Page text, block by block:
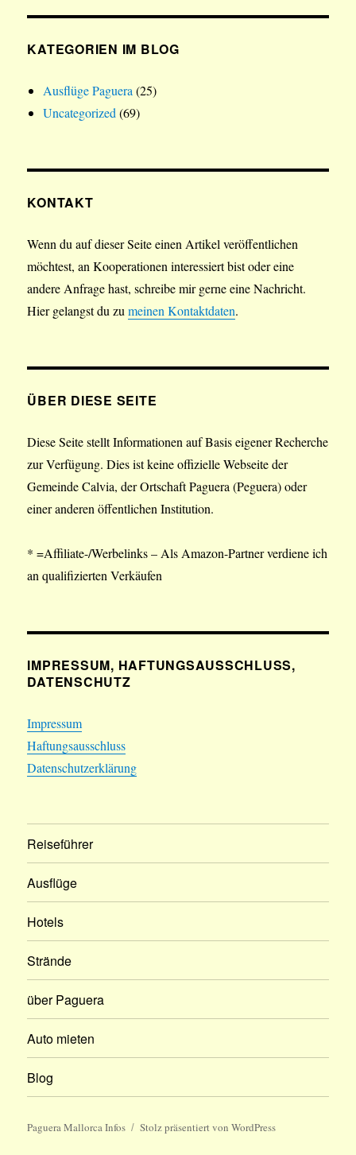
KATEGORIEN IM BLOG
Ausflüge Paguera(25)
Uncategorized(69)
KONTAKT
Wenn du auf dieser Seite einen Artikel veröffentlichen
möchtest, an Kooperationen interessiert bist oder eine
andere Anfrage hast, schreibe mir gerne eine Nachricht.
Hier gelangst du zumeinen Kontaktdaten.
ÜBER DIESE SEITE
Diese Seite stellt Informationen auf Basis eigener Recherche
zur Verfügung. Dies ist keine offizielle Webseite der
Gemeinde Calvia, der Ortschaft Paguera (Peguera) oder
einer anderen öffentlichen Institution.
* =Affiliate-/Werbelinks – Als Amazon-Partner verdiene ich
an qualifizierten Verkäufen
IMPRESSUM, HAFTUNGSAUSSCHLUSS,
DATENSCHUTZ
Impressum
Haftungsausschluss
Datenschutzerklärung
Reiseführer
Ausflüge
Hotels
Strände
über Paguera
Auto mieten
Blog
Paguera Mallorca Infos Stolz präsentiert von WordPress